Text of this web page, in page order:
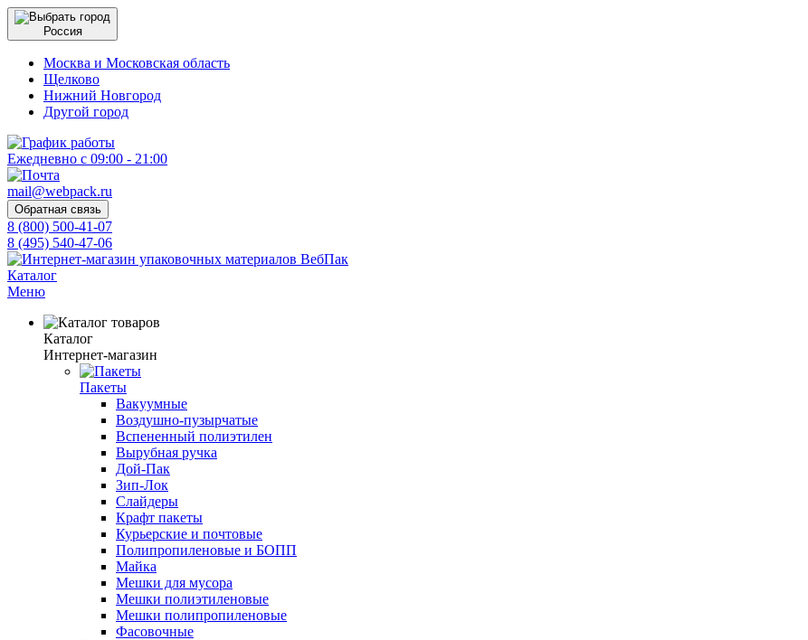
Россия
Москва и Московская область
Щелково
Нижний Новгород
Другой город
Ежедневно с 09:00 - 21:00
mail@webpack.ru
Обратная связь
8 (800) 500-41-07
8 (495) 540-47-06
Каталог
Меню
Каталог
Интернет-магазин
Пакеты
Вакуумные
Воздушно-пузырчатые
Вспененный полиэтилен
Вырубная ручка
Дой-Пак
Зип-Лок
Слайдеры
Крафт пакеты
Курьерские и почтовые
Полипропиленовые и БОПП
Майка
Мешки для мусора
Мешки полиэтиленовые
Мешки полипропиленовые
Фасовочные